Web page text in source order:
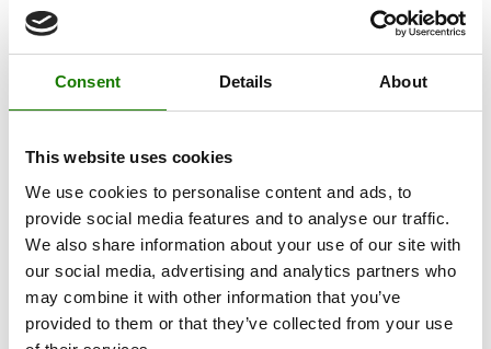
Consent Details About
This website uses cookies
We use cookies to personalise content and ads, to
provide social media features and to analyse our traffic.
We also share information about your use of our site with
our social media, advertising and analytics partners who
may combine it with other information that you’ve
provided to them or that they’ve collected from your use